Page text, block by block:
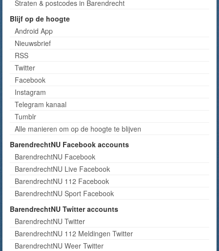
Straten & postcodes in Barendrecht
Blijf op de hoogte
Android App
Nieuwsbrief
RSS
Twitter
Facebook
Instagram
Telegram kanaal
Tumblr
Alle manieren om op de hoogte te blijven
BarendrechtNU Facebook accounts
BarendrechtNU Facebook
BarendrechtNU Live Facebook
BarendrechtNU 112 Facebook
BarendrechtNU Sport Facebook
BarendrechtNU Twitter accounts
BarendrechtNU Twitter
BarendrechtNU 112 Meldingen Twitter
BarendrechtNU Weer Twitter